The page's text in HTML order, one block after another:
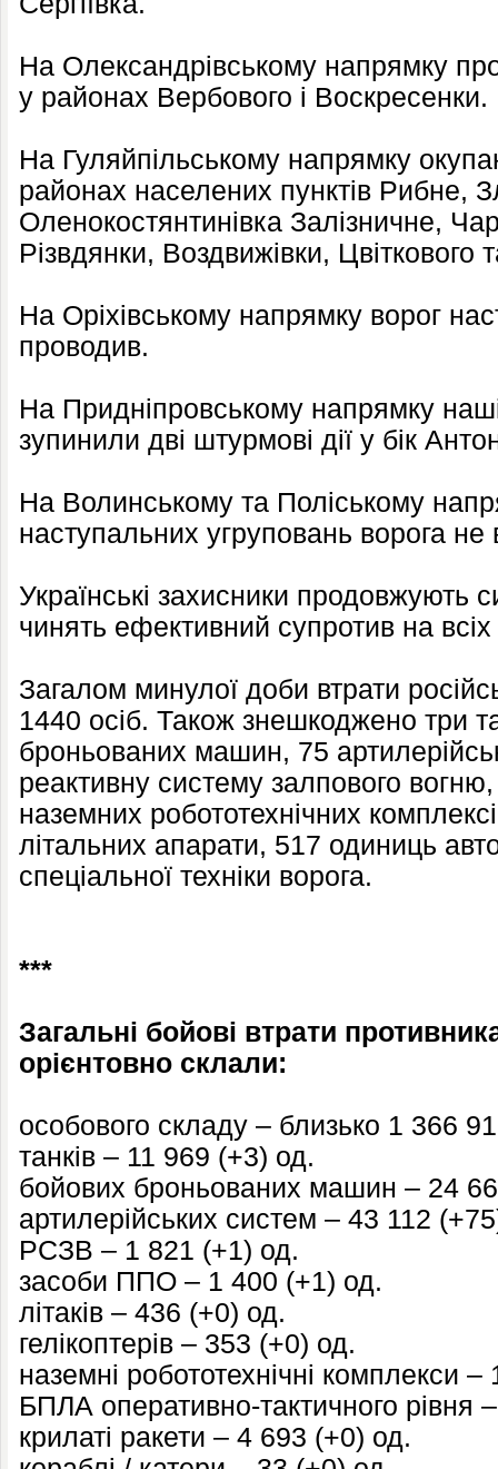
На Олександрівському напрямку
у районах Вербового і Воскресенки.
На Гуляйпільському напрямку
районах населених пунктів Рибне,
Оленокостянтинівка Залізничне,
Різвдянки, Воздвижівки, Цвіткового
На Оріхівському напрямку ворог
проводив.
На Придніпровському напрямку
зупинили дві штурмові дії у бік
На Волинському та Поліському
наступальних угруповань ворога не
Українські захисники продовжують
чинять ефективний супротив на
Загалом минулої доби втрати
1440 осіб. Також знешкоджено три
броньованих машин, 75
реактивну систему залпового
наземних робототехнічних
літальних апарати, 517 одиниць
спеціальної техніки ворога.
***
Загальні бойові втрати
орієнтовно склали:
особового складу – близько 1 366
танків – 11 969 (+3) од.
бойових броньованих машин – 24
артилерійських систем – 43 112
РСЗВ – 1 821 (+1) од.
засоби ППО – 1 400 (+1) од.
літаків – 436 (+0) од.
гелікоптерів – 353 (+0) од.
наземні робототехнічні комплекси
БПЛА оперативно-тактичного рівня
крилаті ракети – 4 693 (+0) од.